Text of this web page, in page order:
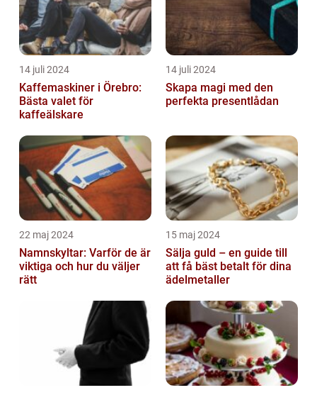
14 juli 2024
Kaffemaskiner i Örebro:
Bästa valet för
kaffeälskare
14 juli 2024
Skapa magi med den
perfekta presentlådan
22 maj 2024
Namnskyltar: Varför de är
viktiga och hur du väljer
rätt
15 maj 2024
Sälja guld – en guide till
att få bäst betalt för dina
ädelmetaller